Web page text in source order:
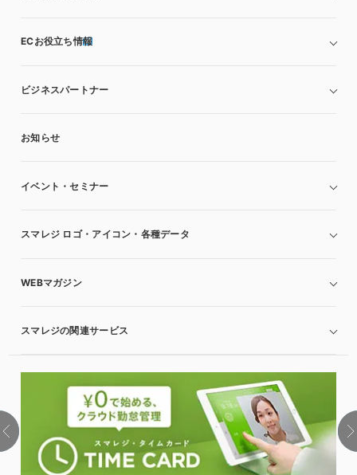
ECお役立ち情報
ビジネスパートナー
お知らせ
イベント・セミナー
スマレジ ロゴ・アイコン・各種データ
WEBマガジン
スマレジの関連サービス